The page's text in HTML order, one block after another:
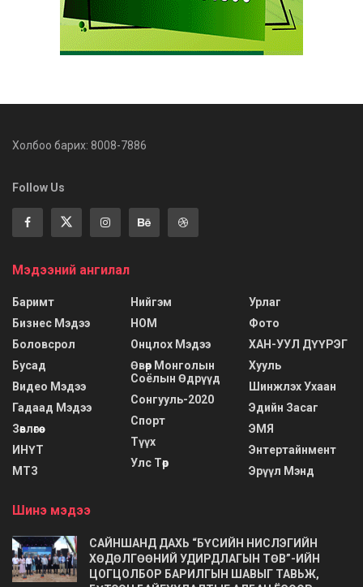
Холбоо барих: 8008-7886
Follow Us
Мэдээний ангилал
Баримт
Бизнес Мэдээ
Боловсрол
Бусад
Видео Мэдээ
Гадаад Мэдээ
Зөвлөгөө
ИНҮТ
МТЗ
Нийгэм
НОМ
Онцлох Мэдээ
Өвөр Монголын
Соёлын Өдрүүд
Сонгууль-2020
Спорт
Түүх
Улс Төр
Урлаг
Фото
ХАН-УУЛ ДҮҮРЭГ
Хууль
Шинжлэх Ухаан
Эдийн Засаг
ЭМЯ
Энтертайнмент
Эрүүл Мэнд
Шинэ мэдээ
САЙНШАНД ДАХЬ “БҮСИЙН НИСЛЭГИЙН
ХӨДӨЛГӨӨНИЙ УДИРДЛАГЫН ТӨВ”-ИЙН
ЦОГЦОЛБОР БАРИЛГЫН ШАВЫГ ТАВЬЖ,